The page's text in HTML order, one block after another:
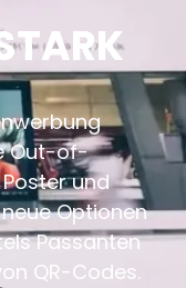
Out-of-
und
Optionen
Passanten
QR-Codes.